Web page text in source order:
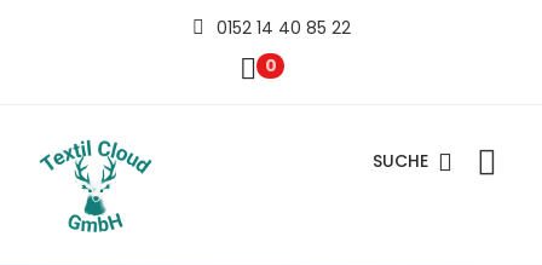
0152 14 40 85 22
0
SUCHE